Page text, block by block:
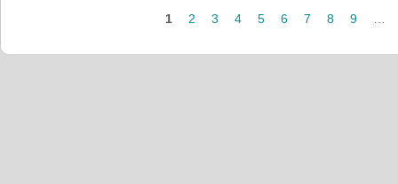
1 2 3 4 5 6 7 8 9